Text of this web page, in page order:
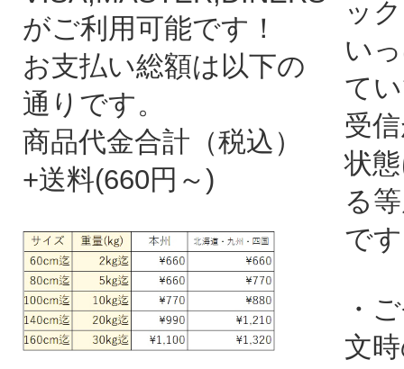
がご利用可能です！
お支払い総額は以下の
通りです。
商品代金合計（税込）
+送料(660円～)
ッ
い
て
受
状
る
で
・
文